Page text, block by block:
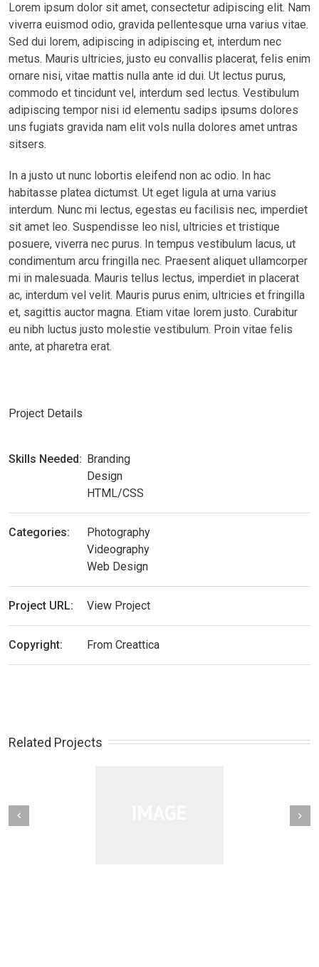
Lorem ipsum dolor sit amet, consectetur adipiscing elit. Nam
viverra euismod odio, gravida pellentesque urna varius vitae.
Sed dui lorem, adipiscing in adipiscing et, interdum nec
metus. Mauris ultricies, justo eu convallis placerat, felis enim
ornare nisi, vitae mattis nulla ante id dui. Ut lectus purus,
commodo et tincidunt vel, interdum sed lectus. Vestibulum
adipiscing tempor nisi id elementu sadips ipsums dolores
uns fugiats gravida nam elit vols nulla dolores amet untras
sitsers.
In a justo ut nunc lobortis eleifend non ac odio. In hac
habitasse platea dictumst. Ut eget ligula at urna varius
interdum. Nunc mi lectus, egestas eu facilisis nec, imperdiet
sit amet leo. Suspendisse leo nisl, ultricies et tristique
posuere, viverra nec purus. In tempus vestibulum lacus, ut
condimentum arcu fringilla nec. Praesent aliquet ullamcorper
mi in malesuada. Mauris tellus lectus, imperdiet in placerat
ac, interdum vel velit. Mauris purus enim, ultricies et fringilla
et, sagittis auctor magna. Etiam vitae lorem justo. Curabitur
eu nibh luctus justo molestie vestibulum. Proin vitae felis
ante, at pharetra erat.
Project Details
Skills Needed: Branding
Design
HTML/CSS
Categories:
Photography
Videography
Web Design
Project URL: View Project
Copyright: From Creattica
Related Projects